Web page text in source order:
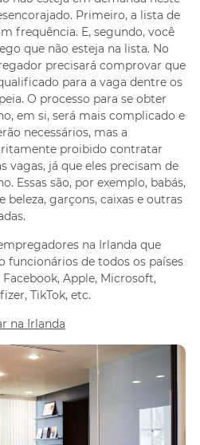
Primeiro, a lista de
frequência. E, segundo, você
que não esteja na lista. No
precisará comprovar que
para a vaga dentre os
O processo para se obter
em si, será mais complicado e
necessários, mas a
proibido contratar
vagas, já que eles precisam de
Essas são, por exemplo, babás,
beleza, garçons, caixas e outras
na Irlanda que
funcionários de todos os países
Apple, Microsoft,
TikTok, etc.
na Irlanda